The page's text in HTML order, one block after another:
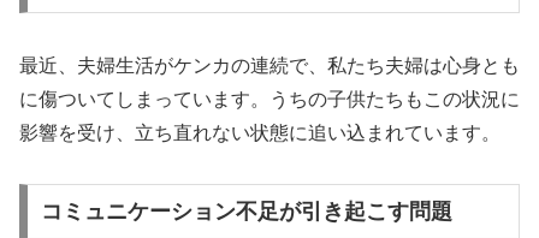
最近、夫婦生活がケンカの連続で、私たち夫婦は心身とも
に傷ついてしまっています。うちの子供たちもこの状況に
影響を受け、立ち直れない状態に追い込まれています。
コミュニケーション不足が引き起こす問題